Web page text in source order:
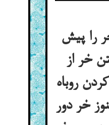
را پیش
خر از
روباه
خر دور